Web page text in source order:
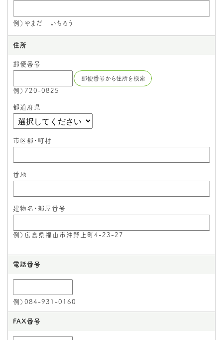
例）やまだ いちろう
住所
郵便番号
例）720-0825
都道府県
市区郡・町村
番地
建物名・部屋番号
例）広島県福山市沖野上町4-23-27
電話番号
例）084-931-0160
FAX番号